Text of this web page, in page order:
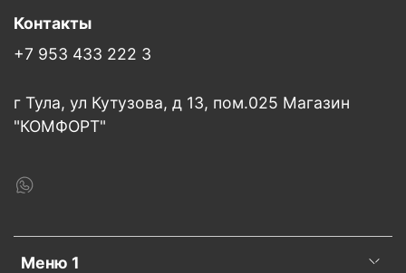
Меню 1
Контакты
+7 953 433 222 3
г Тула, ул Кутузова, д 13, пом.025 Магазин
"КОМФОРТ"